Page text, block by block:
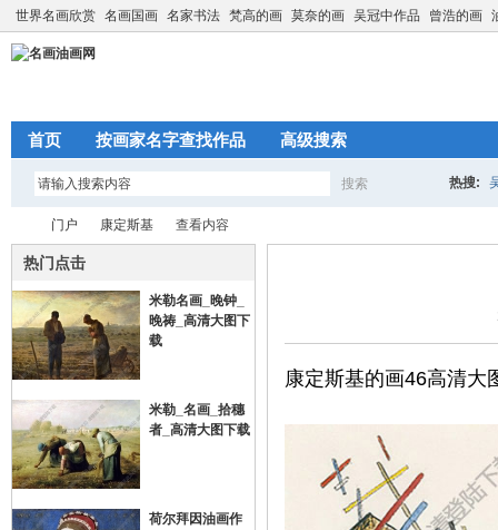
世界名画欣赏 名画国画 名家书法 梵高的画 莫奈的画 吴冠中作品 曾浩的画
首页 按画家名字查找作品 高级搜索
搜索 热搜:
名 ›
门户
›
康定斯基
›
查看内容
康定斯基的画46高清大
热门点击
米勒名画_晚钟_
晚祷_高清大图下
载
米勒_名画_拾穗
者_高清大图下载
荷尔拜因油画作